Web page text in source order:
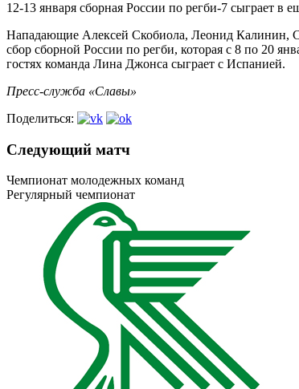
12-13 января сборная России по регби-7 сыграет в
Нападающие Алексей Скобиола, Леонид Калинин,
сбор сборной России по регби, которая с 8 по 20
гостях команда Лина Джонса сыграет с Испанией.
Пресс-служба «Славы»
Поделиться:
Следующий матч
Чемпионат молодежных команд
Регулярный чемпионат